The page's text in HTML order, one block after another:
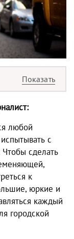
любой
с
сделать
к
юркие и
каждый
городской